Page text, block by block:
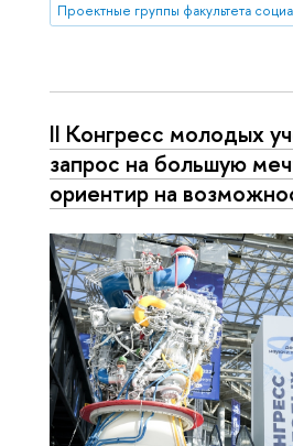
Проектные группы факультета
II Конгресс молодых
запрос на большую
ориентир на